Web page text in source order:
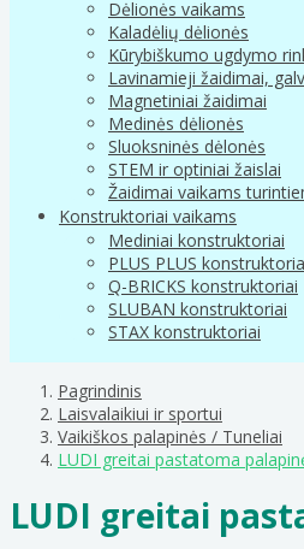
Dėlionės vaikams
Kaladėlių dėlionės
Kūrybiškumo ugdymo
Lavinamieji žaidimai,
Magnetiniai žaidimai
Medinės dėlionės
Sluoksninės dėlonės
STEM ir optiniai žaislai
Žaidimai vaikams
Konstruktoriai vaikams
Mediniai konstruktoriai
PLUS PLUS
Q-BRICKS konstruktoriai
SLUBAN konstruktoriai
STAX konstruktoriai
Pagrindinis
Laisvalaikiui ir sportui
Vaikiškos palapinės / Tuneliai
LUDI greitai pastatoma
LUDI greitai